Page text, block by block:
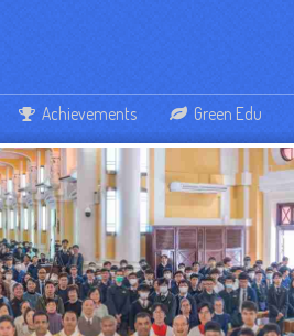
Achievements Green Edu